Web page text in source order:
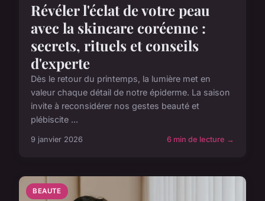
Révéler l'éclat de votre peau
avec la skincare coréenne :
secrets, rituels et conseils
d'experte
Dès le retour du printemps, la lumière met en
valeur chaque détail de notre épiderme. La saison
invite à reconsidérer nos gestes beauté et
plébiscite ...
9 janvier 2026 6 min de lecture →
BEAUTE